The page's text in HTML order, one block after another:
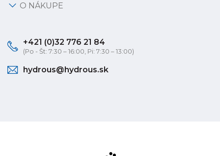
O NÁKUPE
+421 (0)32 776 21 84
(Po - Št: 7:30 – 16:00, Pi: 7:30 – 13:00)
hydrous@hydrous.sk